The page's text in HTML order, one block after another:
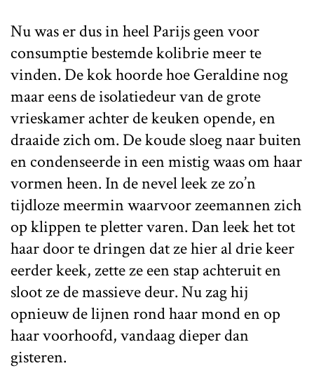
Nu was er dus in heel Parijs geen voor
consumptie bestemde kolibrie meer te
vinden. De kok hoorde hoe Geraldine nog
maar eens de isolatiedeur van de grote
vrieskamer achter de keuken opende, en
draaide zich om. De koude sloeg naar buiten
en condenseerde in een mistig waas om haar
vormen heen. In de nevel leek ze zo’n
tijdloze meermin waarvoor zeemannen zich
op klippen te pletter varen. Dan leek het tot
haar door te dringen dat ze hier al drie keer
eerder keek, zette ze een stap achteruit en
sloot ze de massieve deur. Nu zag hij
opnieuw de lijnen rond haar mond en op
haar voorhoofd, vandaag dieper dan
gisteren.